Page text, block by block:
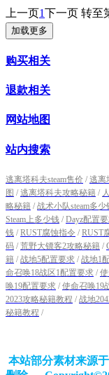
上一页1下一页 转至
加载更多
购买相关
退款相关
网站地图
站内搜索
逃离塔科夫steam售价 / 逃离
图 / 逃离塔科夫攻略秘籍 /
略秘籍 / 战术小队steam多少
Steam上多少钱 / Dayz配置
钱 / RUST腐蚀指令 / RUST
码 / 荒野大镖客2攻略秘籍 /
籍 / 战地5配置要求 / 战地1
命召唤18战区1配置要求 /
唤19配置要求 / 使命召唤19
2023攻略秘籍教程 / 战地
秘籍教程
本站部分素材来源